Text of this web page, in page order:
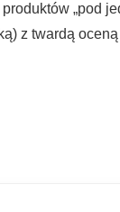
„pod
z twardą